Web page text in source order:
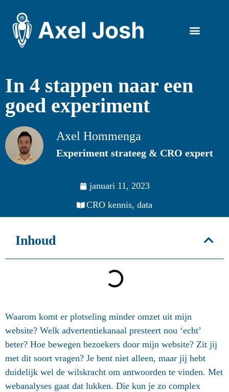
In 4 stappen naar een
goed experiment
Axel Hommenga
Experiment strateeg & CRO expert
januari 11, 2023
CRO kennis, data
Inhoud
Waarom komt er plotseling minder omzet uit mijn
website? Welk advertentiekanaal presteert nou ‘echt’
beter? Hoe bewegen bezoekers door mijn website? Zit jij
met dit soort vragen? Je bent niet alleen, maar jij hebt
duidelijk wel de wilskracht om antwoorden te vinden. Met
webanalyses gaat dat lukken. Die kun je zo complex